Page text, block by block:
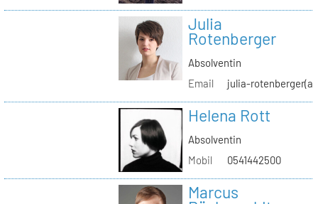
Julia
Rotenberger
Absolventin
Email
julia-
Helena Rott
Absolventin
Mobil
0541442500
Marcus